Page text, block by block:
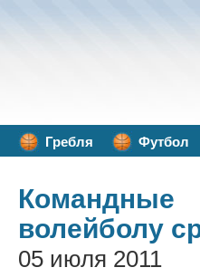
Гребля Футбол
Командные
волейболу
05 июля 2011